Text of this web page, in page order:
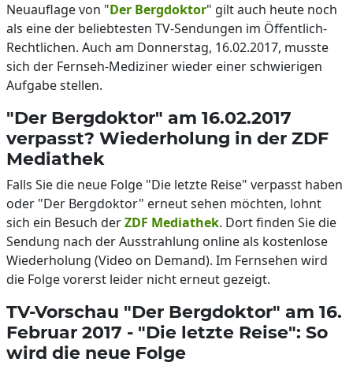
Neuauflage von "Der Bergdoktor" gilt auch heute noch
als eine der beliebtesten TV-Sendungen im Öffentlich-
Rechtlichen. Auch am Donnerstag, 16.02.2017, musste
sich der Fernseh-Mediziner wieder einer schwierigen
Aufgabe stellen.
"Der Bergdoktor" am 16.02.2017
verpasst? Wiederholung in der ZDF
Mediathek
Falls Sie die neue Folge "Die letzte Reise" verpasst haben
oder "Der Bergdoktor" erneut sehen möchten, lohnt
sich ein Besuch derZDF Mediathek. Dort finden Sie die
Sendung nach der Ausstrahlung online als kostenlose
Wiederholung (Video on Demand). Im Fernsehen wird
die Folge vorerst leider nicht erneut gezeigt.
TV-Vorschau "Der Bergdoktor" am 16.
Februar 2017 - "Die letzte Reise": So
wird die neue Folge